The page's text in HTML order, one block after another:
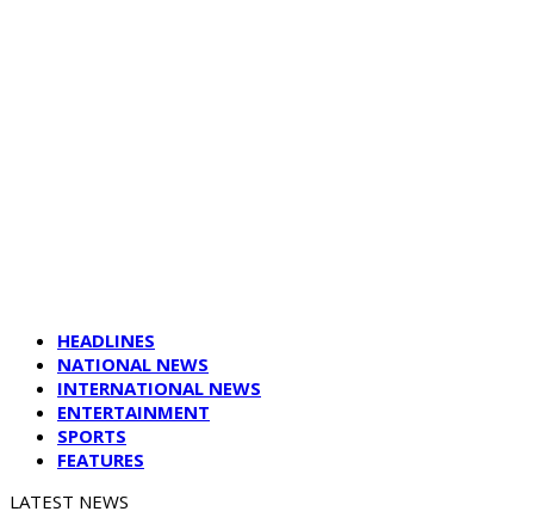
HEADLINES
NATIONAL NEWS
INTERNATIONAL NEWS
ENTERTAINMENT
SPORTS
FEATURES
LATEST NEWS